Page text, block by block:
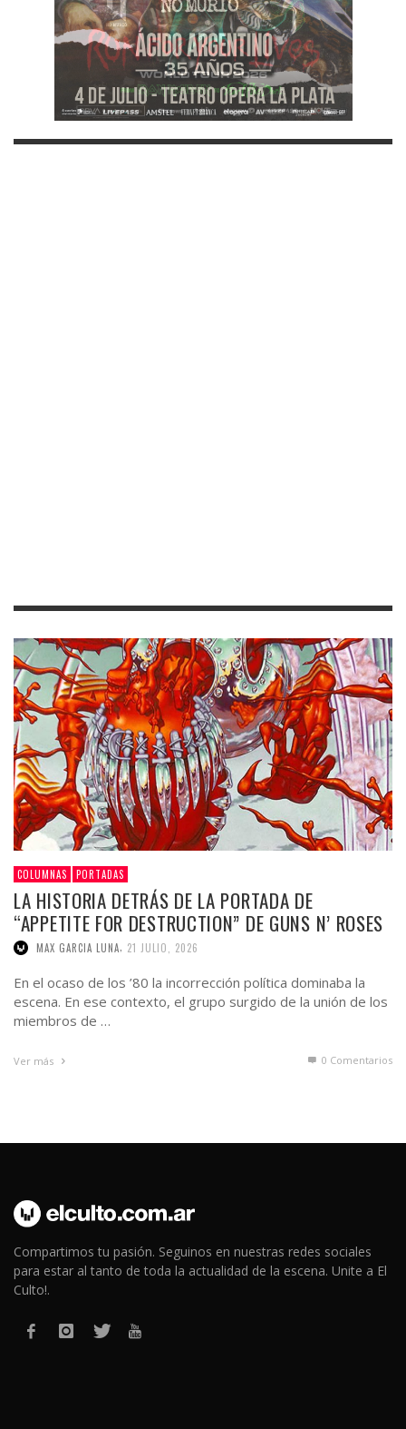
COLUMNAS PORTADAS
LA HISTORIA DETRÁS DE LA PORTADA DE
“APPETITE FOR DESTRUCTION” DE GUNS N’ ROSES
MAX GARCIA LUNA 21 JULIO, 2026
En el ocaso de los ’80 la incorrección política dominaba la
escena. En ese contexto, el grupo surgido de la unión de los
miembros de …
Ver más 0 Comentarios
Compartimos tu pasión. Seguinos en nuestras redes sociales
para estar al tanto de toda la actualidad de la escena. Unite a El
Culto!.